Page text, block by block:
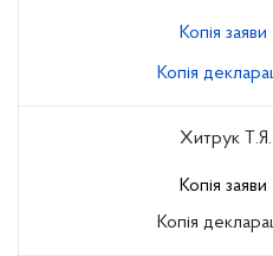
Копія заяви
Копія
Хитрук Т.Я.
Копія заяви
Копія